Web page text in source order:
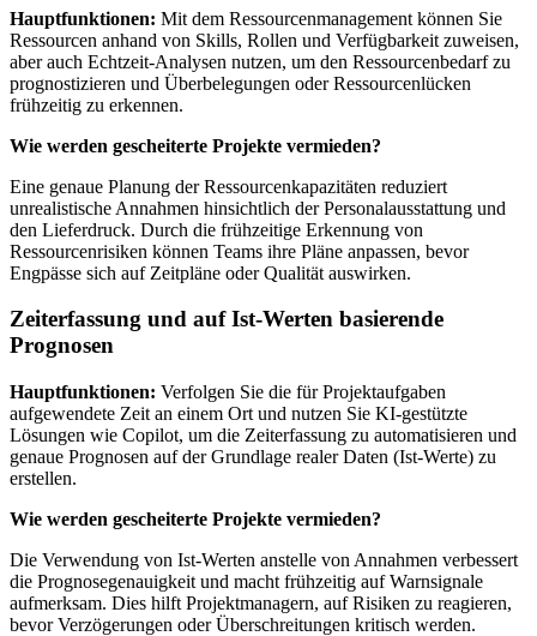
Hauptfunktionen: Mit dem Ressourcenmanagement können Sie
Ressourcen anhand von Skills, Rollen und Verfügbarkeit zuweisen,
aber auch Echtzeit-Analysen nutzen, um den Ressourcenbedarf zu
prognostizieren und Überbelegungen oder Ressourcenlücken
frühzeitig zu erkennen.
Wie werden gescheiterte Projekte vermieden?
Eine genaue Planung der Ressourcenkapazitäten reduziert
unrealistische Annahmen hinsichtlich der Personalausstattung und
den Lieferdruck. Durch die frühzeitige Erkennung von
Ressourcenrisiken können Teams ihre Pläne anpassen, bevor
Engpässe sich auf Zeitpläne oder Qualität auswirken.
Zeiterfassung und auf Ist-Werten basierende
Prognosen
Hauptfunktionen: Verfolgen Sie die für Projektaufgaben
aufgewendete Zeit an einem Ort und nutzen Sie KI-gestützte
Lösungen wie Copilot, um die Zeiterfassung zu automatisieren und
genaue Prognosen auf der Grundlage realer Daten (Ist-Werte) zu
erstellen.
Wie werden gescheiterte Projekte vermieden?
Die Verwendung von Ist-Werten anstelle von Annahmen verbessert
die Prognosegenauigkeit und macht frühzeitig auf Warnsignale
aufmerksam. Dies hilft Projektmanagern, auf Risiken zu reagieren,
bevor Verzögerungen oder Überschreitungen kritisch werden.